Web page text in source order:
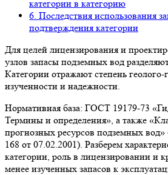
категории в категорию
6. Последствия использования
подтверждения категории
Для целей лицензирования и
узлов запасы подземных вод
Категории отражают степень геолого-
изученности и надежности.
Нормативная база: ГОСТ 19179-73
Термины и определения», а также
прогнозных ресурсов подземных
168 от 07.02.2001). Разберем
категории, роль в лицензировании и
менее изученных запасов к